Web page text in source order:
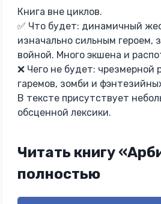
Книга вне циклов.
✅ Что будет: динамичный
изначально сильным героем,
войной. Много экшена и
❌ Чего не будет: чрезмерной
гаремов, зомби и
В тексте присутствует
обсценной лексики.
Читать книгу
полностью